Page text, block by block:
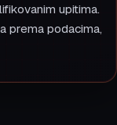
upitima.
prema podacima,